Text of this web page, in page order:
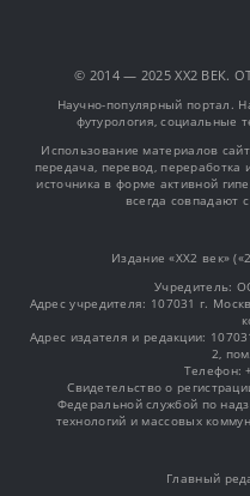
© 2014 — 2025 XX2 ВЕК.
Научно-популярный портал.
футурология, социальные
Использование материалов
передача, перевод, переработка
источника в форме активной
всегда совпадают
Издание «XX2 век»
Учредитель:
Адрес учредителя: 107031 г.
Адрес издателя и редакции:
2,
Телефон:
Свидетельство о
Федеральной службой по
технологий и массовых
Главный